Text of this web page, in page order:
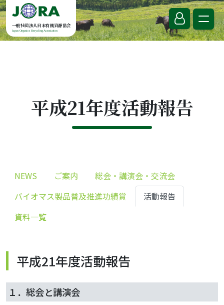
Skip to content
一般社団法人日本有機資源協会
Japan Organics Recycling Association
平成21年度活動報告
NEWS ご案内
総会・講演会・交流会
バイオマス製品普及推進功績賞
活動報告
資料一覧
平成21年度活動報告
１．総会と講演会